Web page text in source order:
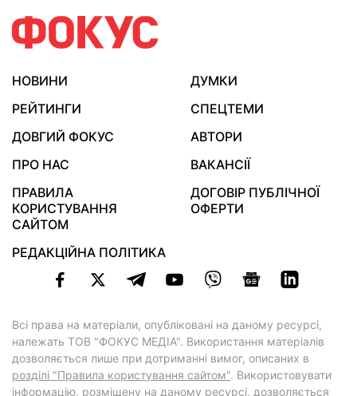
НОВИНИ
ДУМКИ
РЕЙТИНГИ
СПЕЦТЕМИ
ДОВГИЙ ФОКУС
АВТОРИ
ПРО НАС
ВАКАНСІЇ
ПРАВИЛА
КОРИСТУВАННЯ
САЙТОМ
ДОГОВІР ПУБЛІЧНОЇ
ОФЕРТИ
РЕДАКЦІЙНА ПОЛІТИКА
Всі права на матеріали, опубліковані на даному ресурсі,
належать ТОВ "ФОКУС МЕДІА". Використання матеріалів
дозволяється лише при дотриманні вимог, описаних в
розділі "Правила користування сайтом". Використовувати
інформацію, розміщену на даному ресурсі, дозволяється